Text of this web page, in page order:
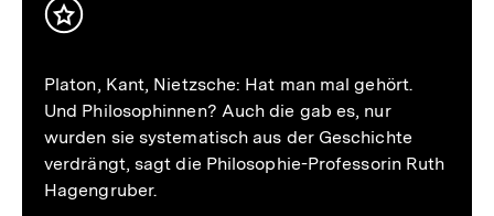
Inhalt
Platon, Kant, Nietzsche: Hat man mal gehört.
Und Philosophinnen? Auch die gab es, nur
wurden sie systematisch aus der Geschichte
verdrängt, sagt die Philosophie-Professorin Ruth
Hagengruber.